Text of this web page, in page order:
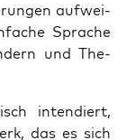
auf­wei­
Spra­che
und The­
inten­diert,
das es sich